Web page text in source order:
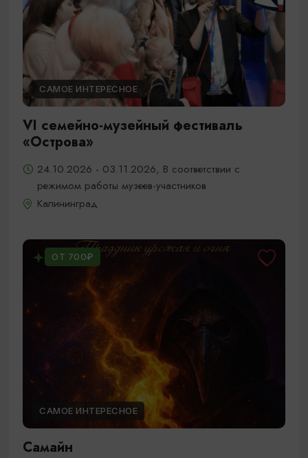
САМОЕ ИНТЕРЕСНОЕ
VI семейно-музейный фестиваль
«Острова»
24.10.2026 - 03.11.2026, В соответствии с
режимом работы музеев-участников
Калининград
ОТ 700₽
САМОЕ ИНТЕРЕСНОЕ
Самайн